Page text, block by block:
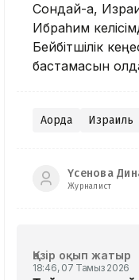
Сондай-ақ,
Ибраһим
Бейбітшілік
бастамасын
Ақорда Израиль
Үсенова
Журналист
Қазір оқып жатыр
18:46, 07 Тамыз 2026